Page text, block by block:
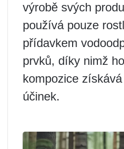
výrobě svých
používá pouze
přídavkem
prvků, díky nimž
kompozice
účinek.